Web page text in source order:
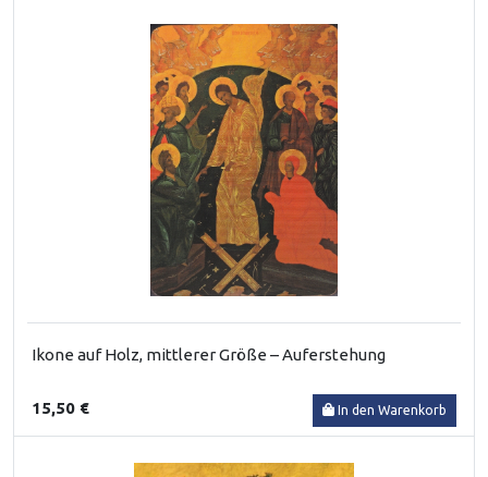
Ikone auf Holz, mittlerer Größe – Auferstehung
15,50 € In den Warenkorb